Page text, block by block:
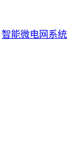
智能微电网系